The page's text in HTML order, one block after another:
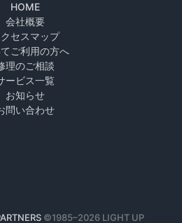
HOME
会社概要
セスマップ
ご利用の方へ
理のご相談
ービス一覧
お知らせ
問い合わせ
©1985–2026 LIGHT UP